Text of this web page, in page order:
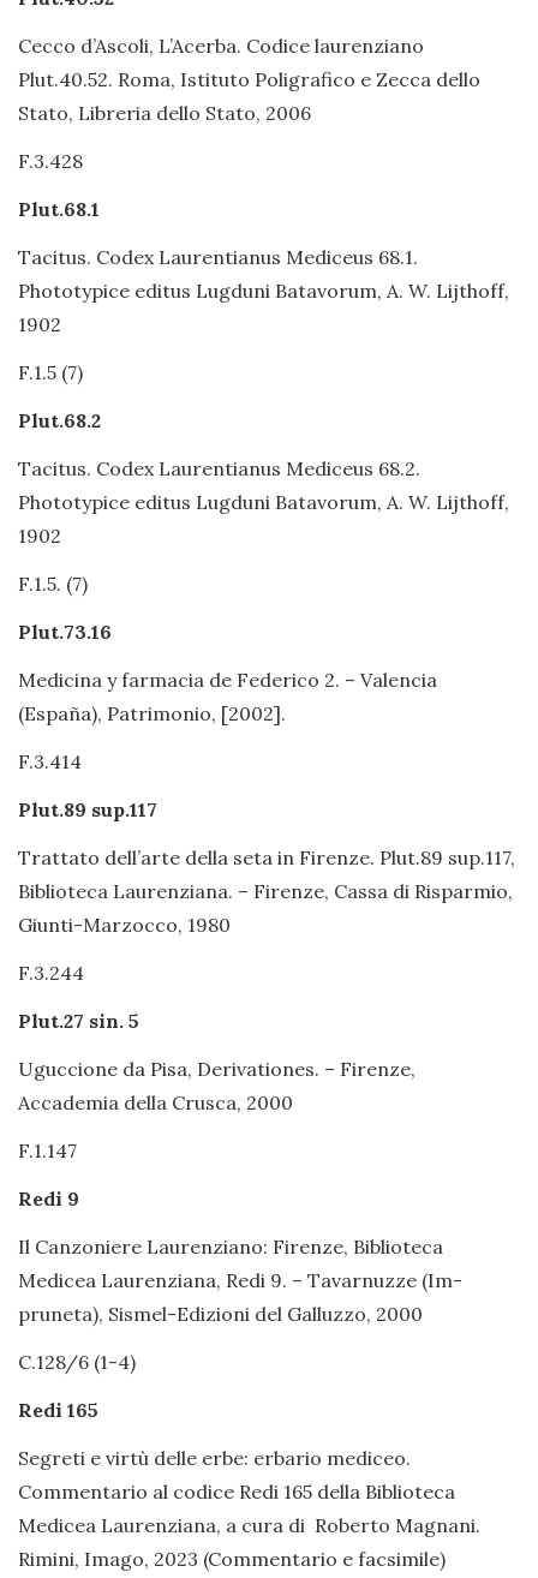
Cecco d’Ascoli, L’Acerba. Codice laurenziano
Plut.40.52. Roma, Istituto Poligrafico e Zecca dello
Stato, Libreria dello Stato, 2006
F.3.428
Plut.68.1
Tacitus. Codex Laurentianus Mediceus 68.1.
Phototypice editus Lugduni Batavorum, A. W. Lijthoff,
1902
F.1.5 (7)
Plut.68.2
Tacitus. Codex Laurentianus Mediceus 68.2.
Phototypice editus Lugduni Batavorum, A. W. Lijthoff,
1902
F.1.5. (7)
Plut.73.16
Medicina y farmacia de Federico 2. – Valencia
(España), Patrimonio, [2002].
F.3.414
Plut.89 sup.117
Trattato dell’arte della seta in Firenze. Plut.89 sup.117,
Biblioteca Laurenziana. – Firenze, Cassa di Risparmio,
Giunti-Marzocco, 1980
F.3.244
Plut.27 sin. 5
Uguccione da Pisa, Derivationes. – Firenze,
Accademia della Crusca, 2000
F.1.147
Redi 9
Il Canzoniere Laurenziano: Firenze, Biblioteca
Medicea Laurenziana, Redi 9. – Tavarnuzze (Im-
pruneta), Sismel-Edizioni del Galluzzo, 2000
C.128/6 (1-4)
Redi 165
Segreti e virtù delle erbe: erbario mediceo.
Commentario al codice Redi 165 della Biblioteca
Medicea Laurenziana, a cura di Roberto Magnani.
Rimini, Imago, 2023 (Commentario e facsimile)